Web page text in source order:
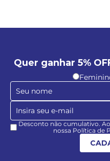
Quer ganhar 5%
Desconto não cumulativo.
nossa Política de